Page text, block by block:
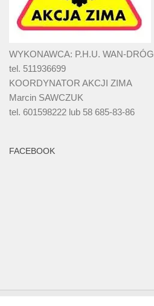
WYKONAWCA: P.H.U. WAN-DRÓG
tel. 511936699
KOORDYNATOR AKCJI ZIMA
Marcin SAWCZUK
tel. 601598222 lub 58 685-83-86
FACEBOOK